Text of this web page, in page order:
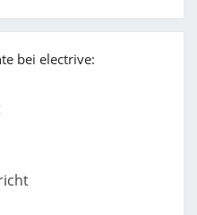
bei electrive: